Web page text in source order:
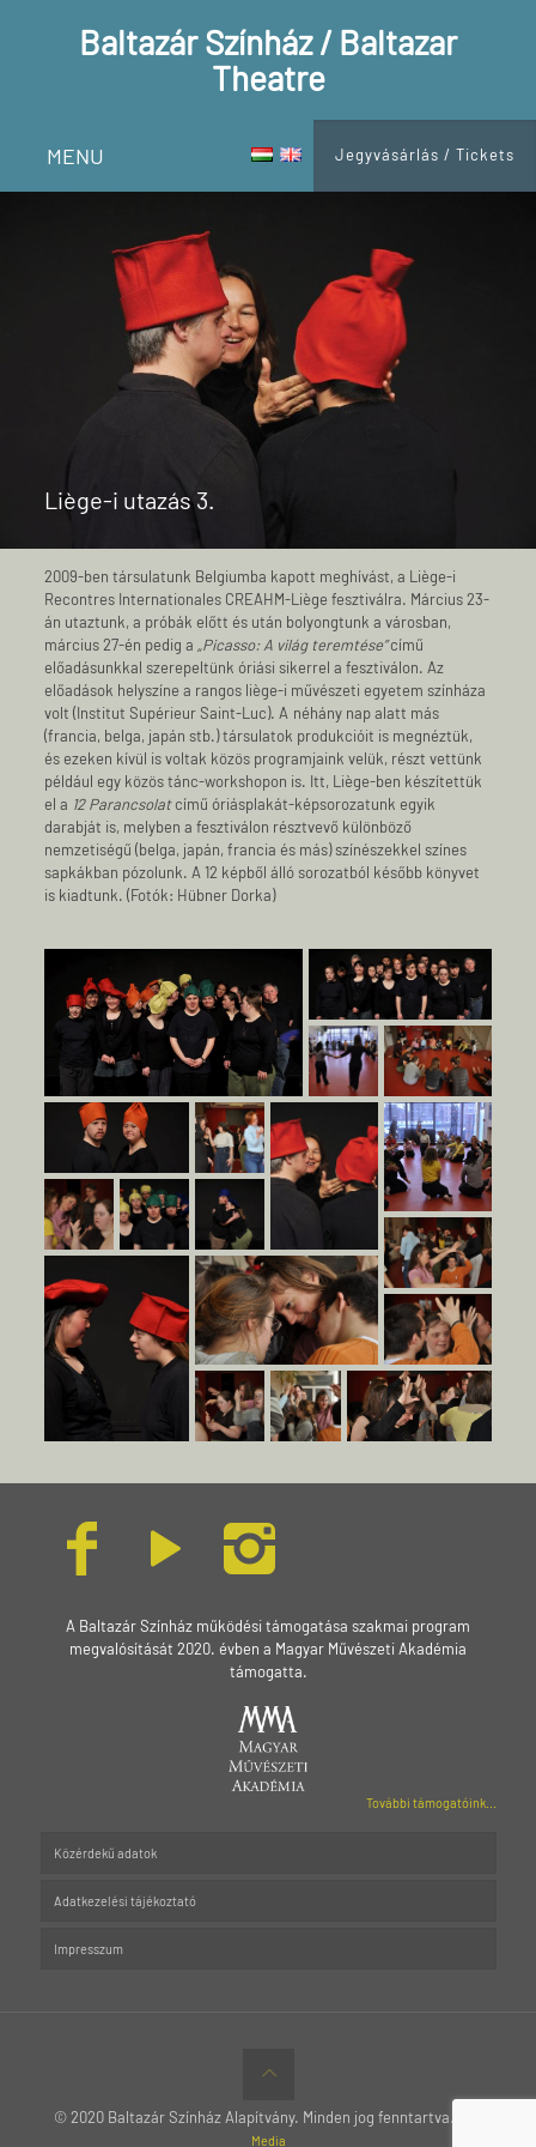
Baltazár Színház / Baltazar
Theatre
MENU Jegyvásárlás / Tickets
Liège-i utazás 3.
2009-ben társulatunk Belgiumba kapott meghívást, a Liège-i
Recontres Internationales CREAHM-Liège fesztiválra. Március 23-
án utaztunk, a próbák előtt és után bolyongtunk a városban,
március 27-én pedig a „Picasso: A világ teremtése”című
előadásunkkal szerepeltünk óriási sikerrel a fesztiválon. Az
előadások helyszíne a rangos liège-i művészeti egyetem színháza
volt (Institut Supérieur Saint-Luc). A néhány nap alatt más
(francia, belga, japán stb.) társulatok produkcióit is megnéztük,
és ezeken kívül is voltak közös programjaink velük, részt vettünk
például egy közös tánc-workshopon is. Itt, Liège-ben készítettük
el a 12 Parancsolatcímű óriás­plakát-képsorozatunk egyik
darabját is, melyben a fesztiválon résztvevő különböző
nemzetiségű (belga, japán, francia és más) színészekkel színes
sapkákban pózolunk. A 12 képből álló sorozatból később könyvet
is kiadtunk. (Fotók: Hübner Dorka)
A Baltazár Színház működési támogatása szakmai program
megvalósítását 2020. évben a Magyar Művészeti Akadémia
támogatta.
További támogatóink...
Közérdekű adatok
Adatkezelési tájékoztató
Impresszum
© 2020 Baltazár Színház Alapítvány. Minden jog fenntartva.
Media